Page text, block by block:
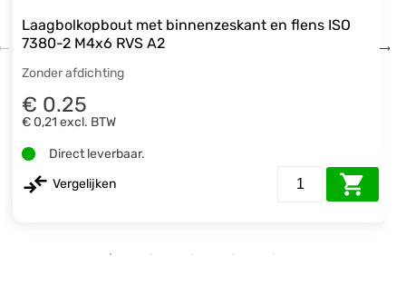
Laagbolkopbout met binnenzeskant en flens ISO
7380-2 M4x6 RVS A2
Zonder afdichting
€ 0.25
€ 0,21 excl. BTW
Direct leverbaar.
Vergelijken